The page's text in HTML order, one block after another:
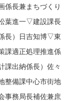
係長兼まちづくり
葉進一▽建設課長
長）日吉知博▽東
課適正処理推進係
課出納係長）佐々
整備課中心市街地
事務局長補佐兼庶